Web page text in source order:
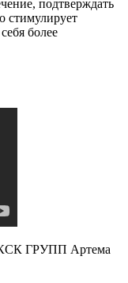
подтверждать
стимулирует
более
КСК ГРУПП Артема